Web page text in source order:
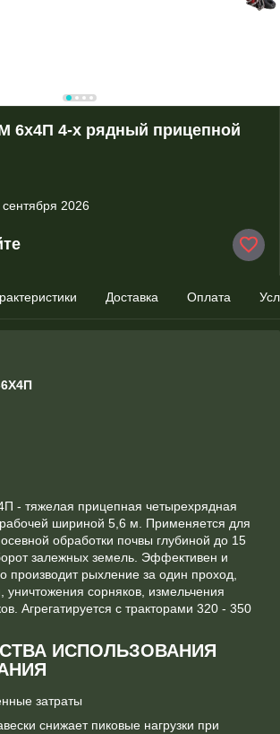
6х4П 4-х рядный прицепной
2026
Доставка Оплата
- тяжелая прицепная четырехрядная
шириной 5,6 м. Применяется для
обработки почвы глубиной до 15
залежных земель. Эффективен и
производит рыхление за один проход,
уничтожения сорняков, измельчения
Агрегатируется с тракторами 320 - 350
ИСПОЛЬЗОВАНИЯ
затраты
снижает пиковые нагрузки при